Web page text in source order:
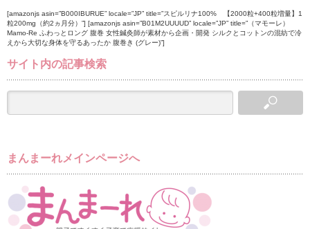
[amazonjs asin=”B000IBURUE” locale=”JP” title=”スピルリナ100% 【2000粒+400粒増量】1
粒200mg（約2ヵ月分）”] [amazonjs asin=”B01M2UUUUD” locale=”JP” title=”（マモーレ）
Mamo-Re ふわっとロング 腹巻 女性鍼灸師が素材から企画・開発 シルクとコットンの混紡で冷
えから大切な身体を守るあったか 腹巻き (グレー)”]
サイト内の記事検索
まんまーれメインページへ